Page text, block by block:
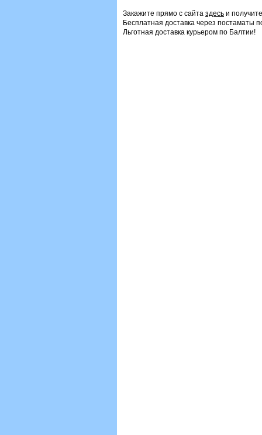
Закажите прямо с сайта здесь и
Бесплатная доставка через постаматы
Льготная доставка курьером по Балтии!